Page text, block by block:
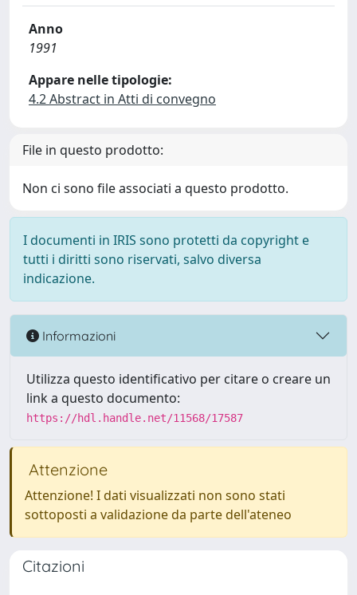
Anno
1991
Appare nelle tipologie:
4.2 Abstract in Atti di convegno
File in questo prodotto:
Non ci sono file associati a questo prodotto.
I documenti in IRIS sono protetti da copyright e
tutti i diritti sono riservati, salvo diversa
indicazione.
Informazioni
Utilizza questo identificativo per citare o creare un
link a questo documento:
https://hdl.handle.net/11568/17587
Attenzione
Attenzione! I dati visualizzati non sono stati
sottoposti a validazione da parte dell'ateneo
Citazioni